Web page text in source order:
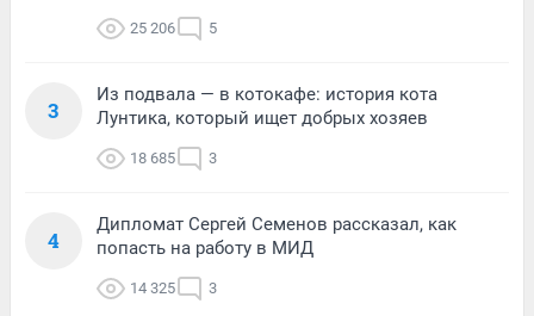
25 206 5
3
Из подвала — в котокафе: история кота
Лунтика, который ищет добрых хозяев
18 685 3
4
Дипломат Сергей Семенов рассказал, как
попасть на работу в МИД
14 325 3